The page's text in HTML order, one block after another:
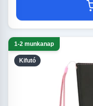
Kifutó
1-2 munkanap